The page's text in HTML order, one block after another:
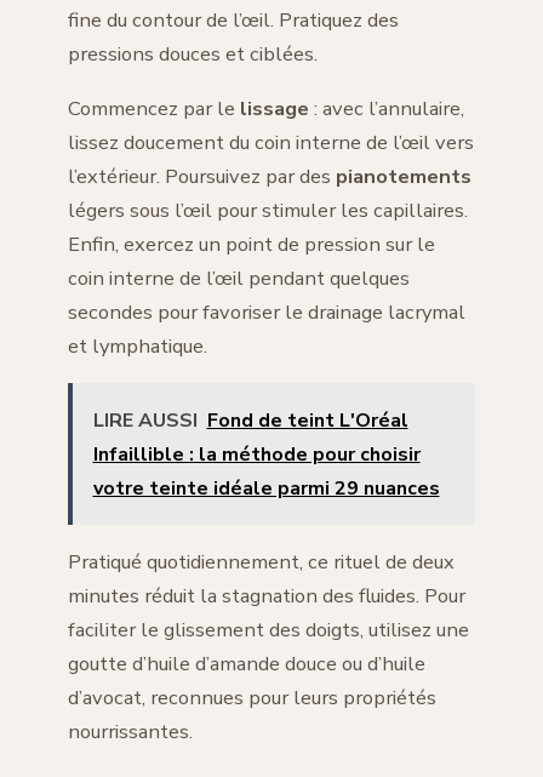
fine du contour de l’œil. Pratiquez des
pressions douces et ciblées.
Commencez par le lissage : avec l’annulaire,
lissez doucement du coin interne de l’œil vers
l’extérieur. Poursuivez par des pianotements
légers sous l’œil pour stimuler les capillaires.
Enfin, exercez un point de pression sur le
coin interne de l’œil pendant quelques
secondes pour favoriser le drainage lacrymal
et lymphatique.
LIRE AUSSI Fond de teint L'Oréal
Infaillible : la méthode pour choisir
votre teinte idéale parmi 29 nuances
Pratiqué quotidiennement, ce rituel de deux
minutes réduit la stagnation des fluides. Pour
faciliter le glissement des doigts, utilisez une
goutte d’huile d’amande douce ou d’huile
d’avocat, reconnues pour leurs propriétés
nourrissantes.